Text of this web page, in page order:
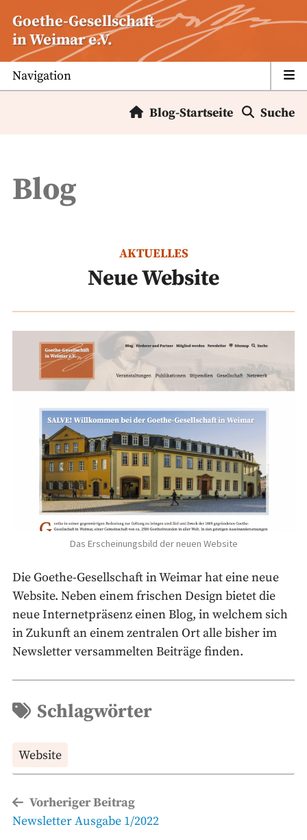
Inhalt
springen
Goethe-Gesellschaft
in Weimar e.V.
Navigation
Blog-Startseite Suche
Blog
AKTUELLES
Neue Website
Das Erscheinungsbild der neuen Website
Die Goethe-Gesellschaft in Weimar hat eine neue
Website. Neben einem frischen Design bietet die
neue Internetpräsenz einen Blog, in welchem sich
in Zukunft an einem zentralen Ort alle bisher im
Newsletter versammelten Beiträge finden.
Schlagwörter
Website
Beitragsnavigation
Vorheriger Beitrag
Vorheriger
Newsletter Ausgabe 1/2022